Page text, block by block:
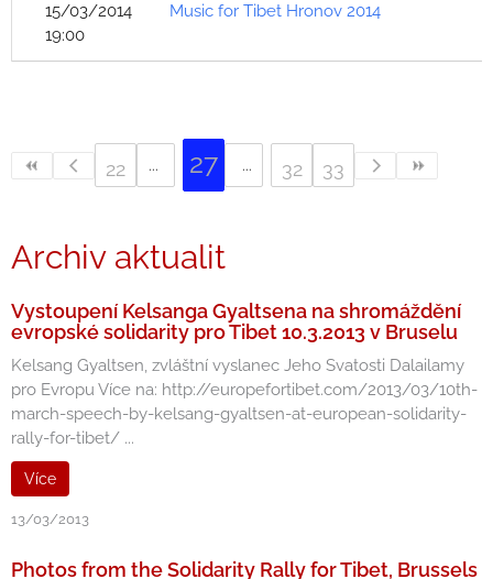
15/03/2014
19:00
Music for Tibet Hronov 2014
22 27 32 33
Archiv aktualit
Vystoupení Kelsanga Gyaltsena na shromáždění
evropské solidarity pro Tibet 10.3.2013 v Bruselu
Kelsang Gyaltsen, zvláštní vyslanec Jeho Svatosti Dalailamy
pro Evropu Více na: http://europefortibet.com/2013/03/10th-
march-speech-by-kelsang-gyaltsen-at-european-solidarity-
rally-for-tibet/ ...
Více
13/03/2013
Photos from the Solidarity Rally for Tibet, Brussels